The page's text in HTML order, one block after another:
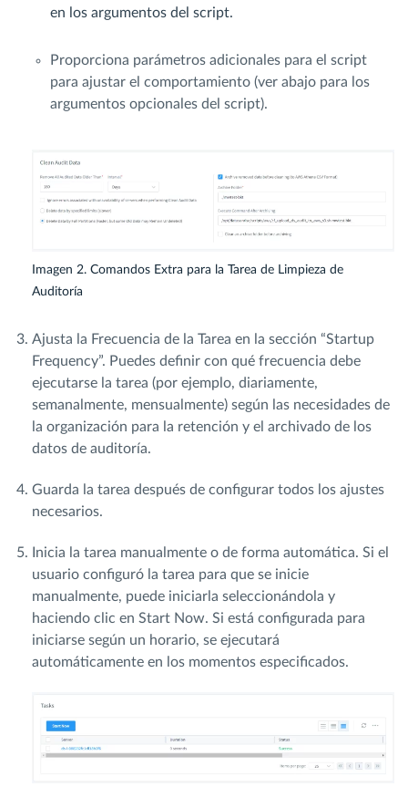
en los argumentos del script.
Proporciona parámetros adicionales para el script
para ajustar el comportamiento (ver abajo para los
argumentos opcionales del script).
Imagen 2. Comandos Extra para la Tarea de Limpieza de
Auditoría
Ajusta la Frecuencia de la Tarea en la sección “Startup
Frequency”. Puedes definir con qué frecuencia debe
ejecutarse la tarea (por ejemplo, diariamente,
semanalmente, mensualmente) según las necesidades de
la organización para la retención y el archivado de los
datos de auditoría.
Guarda la tarea después de configurar todos los ajustes
necesarios.
Inicia la tarea manualmente o de forma automática. Si el
usuario configuró la tarea para que se inicie
manualmente, puede iniciarla seleccionándola y
haciendo clic en Start Now. Si está configurada para
iniciarse según un horario, se ejecutará
automáticamente en los momentos especificados.